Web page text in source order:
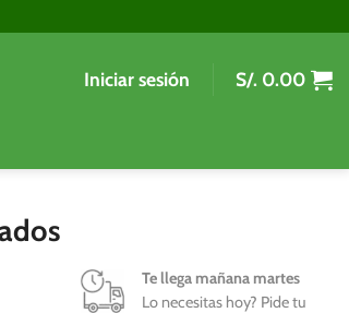
Iniciar sesión S/. 0.00
Te llega mañana martes
Lo necesitas hoy? Pide tu